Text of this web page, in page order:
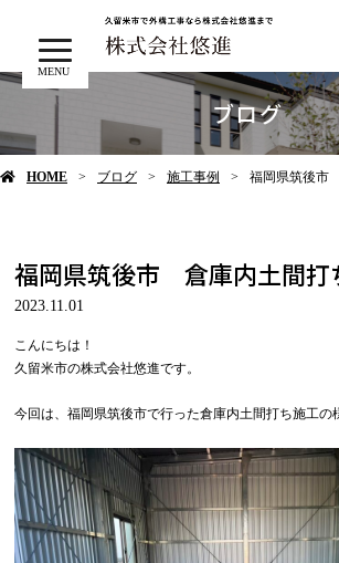
MENU
ブログ
HOME ブログ 施工事例 福岡県筑後市
福岡県筑後市 倉庫内土間打
2023.11.01
こんにちは！
久留米市の株式会社悠進です。
今回は、福岡県筑後市で行った倉庫内土間打ち施工の